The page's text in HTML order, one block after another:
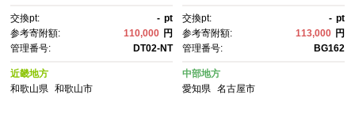
ト インテリア カーテン オーダ
ーメイド 窓装飾 人気 おすす
め カーテン生地 遮光 防音 採
寸 リビング 寝室 送料無料
交換pt: - pt
参考寄附額:
110,000 円
管理番号:
DT02-NT
近畿地方
和歌山県
和歌山市
AR ガス火 ガス IH IH対応 エナ
メル加工 高級感 おしゃれ 無水
調理 煮込み 蒸し 焼き 長持
ち ギフト プレゼント 人気 おす
すめ 送料無料
交換pt: - pt
参考寄附額:
113,000 円
管理番号:
BG162
中部地方
愛知県
名古屋市